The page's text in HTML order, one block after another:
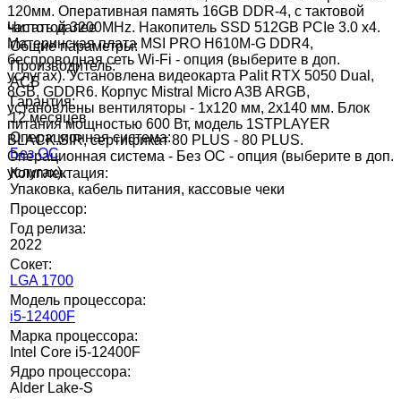
120мм. Оперативная память 16GB DDR-4, с тактовой
частотой 3200MHz. Накопитель SSD 512GB PCIe 3.0 x4.
Материнская плата MSI PRO H610M-G DDR4,
беспроводная сеть Wi-Fi - опция (выберите в доп.
услугах). Установлена видеокарта Palit RTX 5050 Dual,
8GB, GDDR6. Корпус Mistral Micro A3B ARGB,
установлены вентиляторы - 1х120 мм, 2х140 мм. Блок
питания мощностью 600 Вт, модель 1STPLAYER
BLACK.SIR, сертификат 80 PLUS - 80 PLUS.
Операционная система - Без ОС - опция (выберите в доп.
услугах).
Читать далее
Общие параметры:
Производитель:
АСБ
Гарантия:
12 месяцев
Операционная система:
Без ОС
Комплектация:
Упаковка, кабель питания, кассовые чеки
Процессор:
Год релиза:
2022
Сокет:
LGA 1700
Модель процессора:
i5-12400F
Марка процессора:
Intel Core i5-12400F
Ядро процессора:
Alder Lake-S